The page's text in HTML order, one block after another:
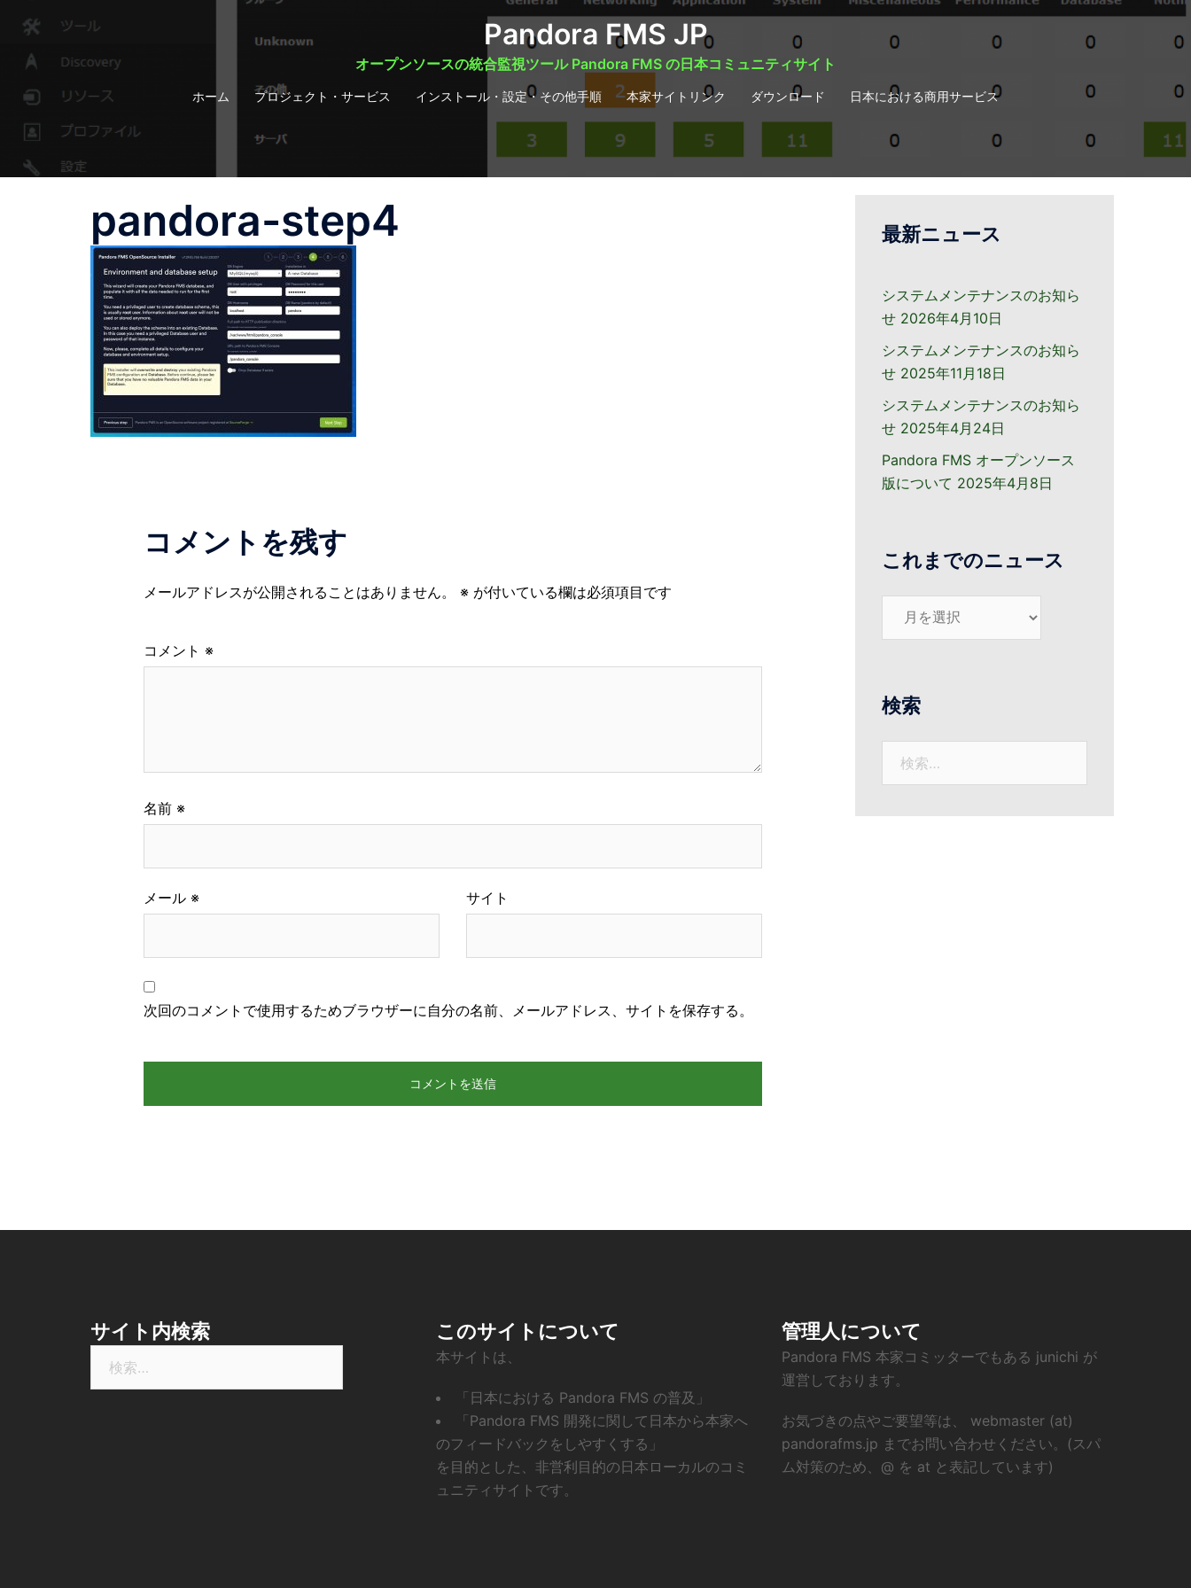
Pandora FMS JP
オープンソースの統合監視ツール Pandora FMS の日本コミュニティサイト
ホーム プロジェクト・サービス インストール・設定・その他手順 本家サイトリンク ダウンロード 日本における商用サービス
pandora-step4
コメントを残す
メールアドレスが公開されることはありません。 ※ が付いている欄は必須項目です
コメント ※
名前 ※
メール ※ サイト
次回のコメントで使用するためブラウザーに自分の名前、メールアドレス、サイトを保存する。
最新ニュース
システムメンテナンスのお知ら
せ 2026年4月10日
システムメンテナンスのお知ら
せ 2025年11月18日
システムメンテナンスのお知ら
せ 2025年4月24日
Pandora FMS オープンソース
版について 2025年4月8日
これまでのニュース
の
ュ
検索
サイト内検索 このサイトについて
本サイトは、
「日本における Pandora FMS の普及」
「Pandora FMS 開発に関して日本から本家へ
のフィードバックをしやすくする」
を目的とした、非営利目的の日本ローカルのコミ
ュニティサイトです。
管理人について
Pandora FMS 本家コミッターでもある junichi が
運営しております。
お気づきの点やご要望等は、 webmaster (at)
pandorafms.jp までお問い合わせください。(スパ
ム対策のため、@ を at と表記しています)